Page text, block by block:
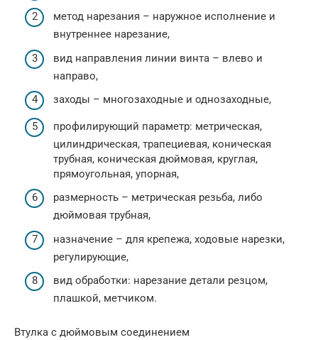
метод нарезания – наружное исполнение и
внутреннее нарезание,
вид направления линии винта – влево и
направо,
заходы – многозаходные и однозаходные,
профилирующий параметр: метрическая,
цилиндрическая, трапециевая, коническая
трубная, коническая дюймовая, круглая,
прямоугольная, упорная,
размерность – метрическая резьба, либо
дюймовая трубная,
назначение – для крепежа, ходовые нарезки,
регулирующие,
вид обработки: нарезание детали резцом,
плашкой, метчиком.
Втулка с дюймовым соединением